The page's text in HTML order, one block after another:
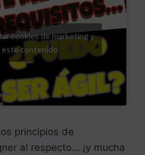
cookies de marketing y
este contenido
principios de
al respecto… ¡y mucha